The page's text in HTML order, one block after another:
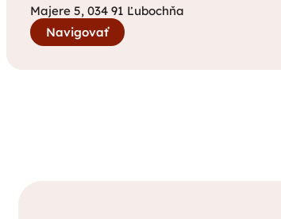
Majere 5, 034 91 Ľubochňa
Navigovať